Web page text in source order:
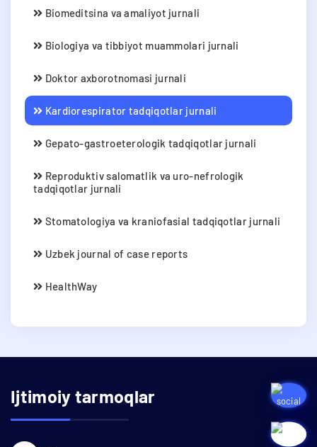
Biomeditsina va amaliyot jurnali
Biologiya va tibbiyot muammolari jurnali
Doktor axborotnomasi jurnali
Kardiorespirator tadqiqotlar jurnali
Gepato-gastroeterologik tadqiqotlar jurnali
Reproduktiv salomatlik va uro-nefrologik
tadqiqotlar jurnali
Stomatologiya va kraniofasial tadqiqotlar jurnali
Uzbek journal of case reports
HealthWay
Ijtimoiy tarmoqlar